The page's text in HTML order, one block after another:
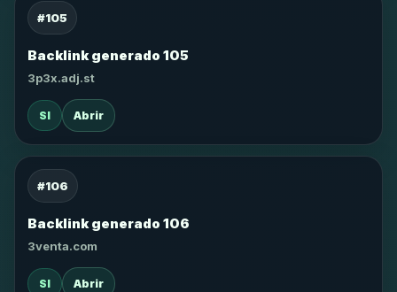
#105
Backlink generado 105
3p3x.adj.st
SI Abrir
#106
Backlink generado 106
3venta.com
SI Abrir